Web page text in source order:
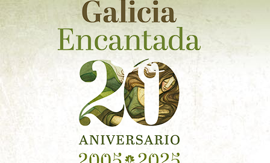
DOCUMENTACION
NOVAS
CONTACTO